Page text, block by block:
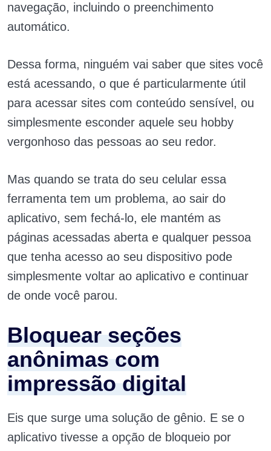
navegação, incluindo o preenchimento
automático.
Dessa forma, ninguém vai saber que sites você
está acessando, o que é particularmente útil
para acessar sites com conteúdo sensível, ou
simplesmente esconder aquele seu hobby
vergonhoso das pessoas ao seu redor.
Mas quando se trata do seu celular essa
ferramenta tem um problema, ao sair do
aplicativo, sem fechá-lo, ele mantém as
páginas acessadas aberta e qualquer pessoa
que tenha acesso ao seu dispositivo pode
simplesmente voltar ao aplicativo e continuar
de onde você parou.
Bloquear seções
anônimas com
impressão digital
Eis que surge uma solução de gênio. E se o
aplicativo tivesse a opção de bloqueio por